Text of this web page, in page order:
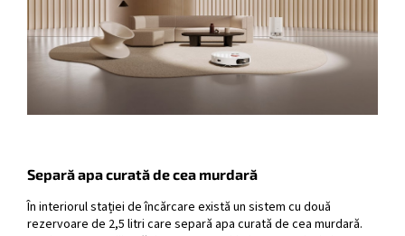
Separă apa curată de cea murdară
În interiorul stației de încărcare există un sistem cu două
rezervoare de 2,5 litri care separă apa curată de cea murdară.